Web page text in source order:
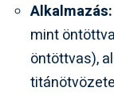
Alkalmazás:
mint
öntöttvas),